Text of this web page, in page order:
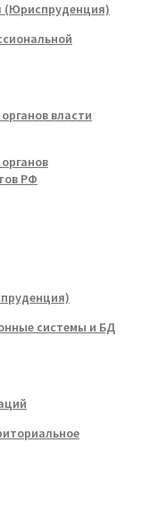
(Юриспруденция)
власти
РФ
системы и БД